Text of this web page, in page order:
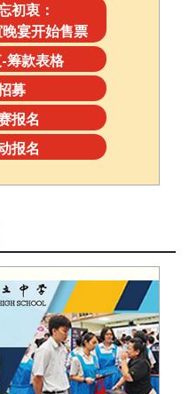
初衷：
晚宴开始售票
筹款表格
募
报名
报名